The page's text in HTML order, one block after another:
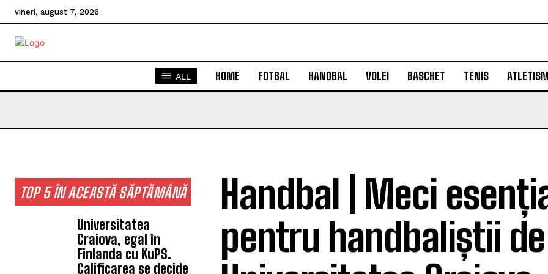
vineri, august 7, 2026
ALL HOME FOTBAL HANDBAL VOLEI BASCHET TENIS
TOP 5 ÎN ACEASTĂ SĂPTĂMÂNĂ
Universitatea
Craiova, egal în
Finlanda cu KuPS.
Calificarea se decide
Handbal | Meci
pentru handbaliștii